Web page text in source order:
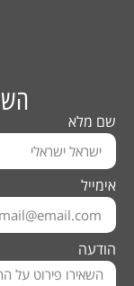
שם מלא
אימייל
הודעה